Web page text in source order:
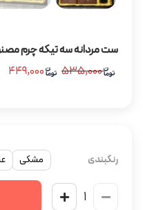
ست مردانه سه تیکه چرم
۵۳۵,۰۰۰
رنگبندی مشکی